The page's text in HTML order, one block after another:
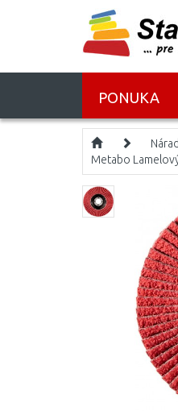
PONUKA
Metabo